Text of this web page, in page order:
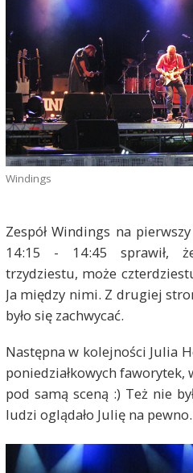
Windings
Zespół Windings na
14:15 - 14:45 sprawił,
trzydziestu, może
Ja między nimi. Z drugiej
było się zachwycać.
Następna w kolejności Julia
poniedziałkowych faworytek,
pod samą sceną :) Też nie
ludzi oglądało Julię na pewno.